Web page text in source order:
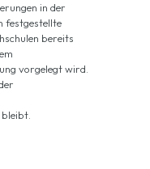
in der
festgestellte
bereits
vorgelegt wird.